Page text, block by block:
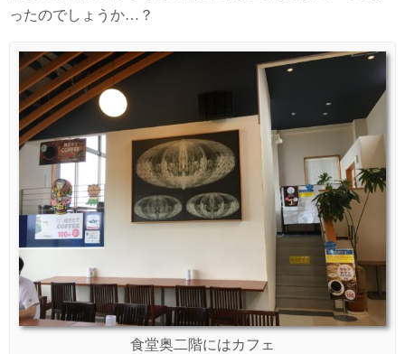
ったのでしょうか…？
食堂奥二階にはカフェ